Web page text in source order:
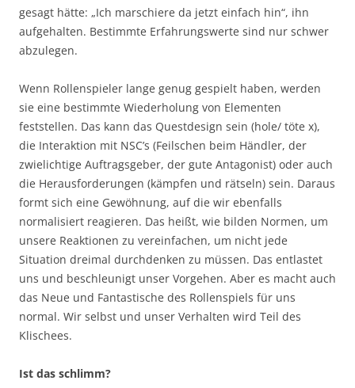
gesagt hätte: „Ich marschiere da jetzt einfach hin“, ihn
aufgehalten. Bestimmte Erfahrungswerte sind nur schwer
abzulegen.
Wenn Rollenspieler lange genug gespielt haben, werden
sie eine bestimmte Wiederholung von Elementen
feststellen. Das kann das Questdesign sein (hole/ töte x),
die Interaktion mit NSC’s (Feilschen beim Händler, der
zwielichtige Auftragsgeber, der gute Antagonist) oder auch
die Herausforderungen (kämpfen und rätseln) sein. Daraus
formt sich eine Gewöhnung, auf die wir ebenfalls
normalisiert reagieren. Das heißt, wie bilden Normen, um
unsere Reaktionen zu vereinfachen, um nicht jede
Situation dreimal durchdenken zu müssen. Das entlastet
uns und beschleunigt unser Vorgehen. Aber es macht auch
das Neue und Fantastische des Rollenspiels für uns
normal. Wir selbst und unser Verhalten wird Teil des
Klischees.
Ist das schlimm?